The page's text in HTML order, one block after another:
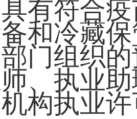
有符合
和冷藏
门组织
、执业
构执业